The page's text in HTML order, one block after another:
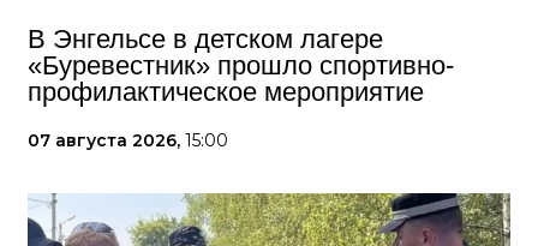
В Энгельсе в детском лагере
«Буревестник» прошло спортивно-
профилактическое мероприятие
07 августа 2026, 15:00